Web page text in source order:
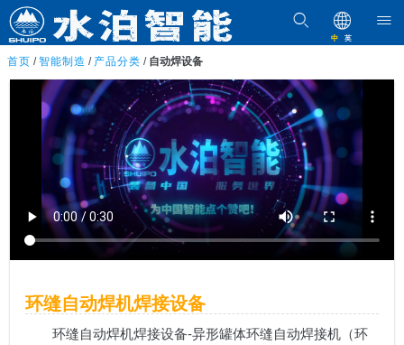
中 英
首页 / 智能制造 / 产品分类 / 自动焊设备
环缝自动焊机焊接设备
环缝自动焊机焊接设备-异形罐体环缝自动焊接机（环